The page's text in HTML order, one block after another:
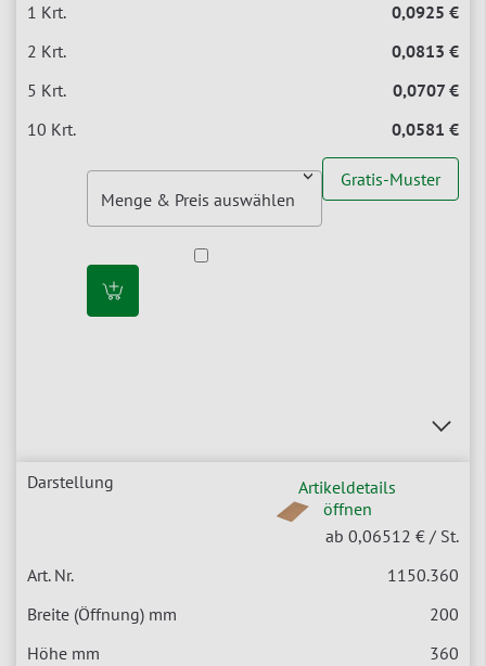
0,0925 €
0,0813 €
0,0707 €
0,0581 €
Gratis-Muster
Artikeldetails
öffnen
ab 0,06512 € / St.
1150.360
200
360